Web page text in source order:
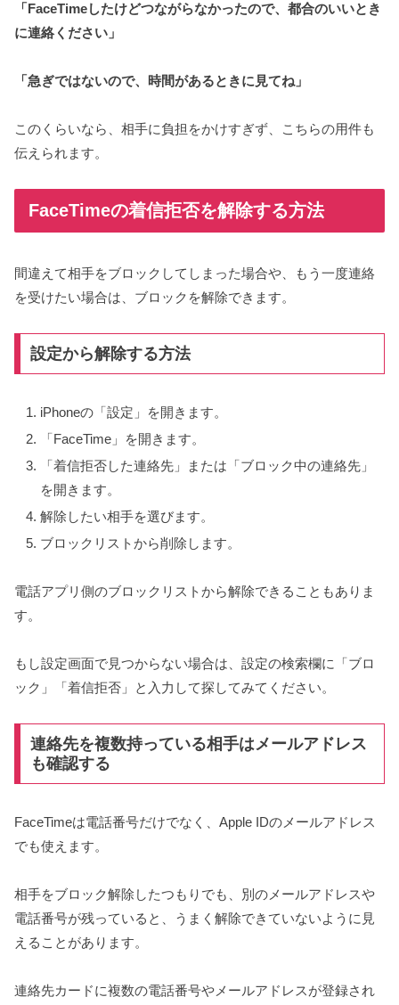
「FaceTimeしたけどつながらなかったので、都合のいいとき
に連絡ください」
「急ぎではないので、時間があるときに見てね」
このくらいなら、相手に負担をかけすぎず、こちらの用件も
伝えられます。
FaceTimeの着信拒否を解除する方法
間違えて相手をブロックしてしまった場合や、もう一度連絡
を受けたい場合は、ブロックを解除できます。
設定から解除する方法
iPhoneの「設定」を開きます。
「FaceTime」を開きます。
「着信拒否した連絡先」または「ブロック中の連絡先」
を開きます。
解除したい相手を選びます。
ブロックリストから削除します。
電話アプリ側のブロックリストから解除できることもありま
す。
もし設定画面で見つからない場合は、設定の検索欄に「ブロ
ック」「着信拒否」と入力して探してみてください。
連絡先を複数持っている相手はメールアドレス
も確認する
FaceTimeは電話番号だけでなく、Apple IDのメールアドレス
でも使えます。
相手をブロック解除したつもりでも、別のメールアドレスや
電話番号が残っていると、うまく解除できていないように見
えることがあります。
連絡先カードに複数の電話番号やメールアドレスが登録され